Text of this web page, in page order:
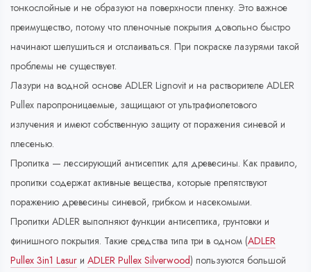
тонкослойные и не образуют на поверхности пленку. Это важное
преимущество, потому что пленочные покрытия довольно быстро
начинают шелушиться и отслаиваться. При покраске лазурями такой
проблемы не существует.
Лазури на водной основе ADLER Lignovit и на растворителе ADLER
Pullex паропроницаемые, защищают от ультрафиолетового
излучения и имеют собственную защиту от поражения синевой и
плесенью.
Пропитка — лессирующий антисептик для древесины. Как правило,
пропитки содержат активные вещества, которые препятствуют
поражению древесины синевой, грибком и насекомыми.
Пропитки ADLER выполняют функции антисептика, грунтовки и
финишного покрытия. Такие средства типа три в одном (ADLER
Pullex 3in1 Lasur и ADLER Pullex Silverwood) пользуются большой